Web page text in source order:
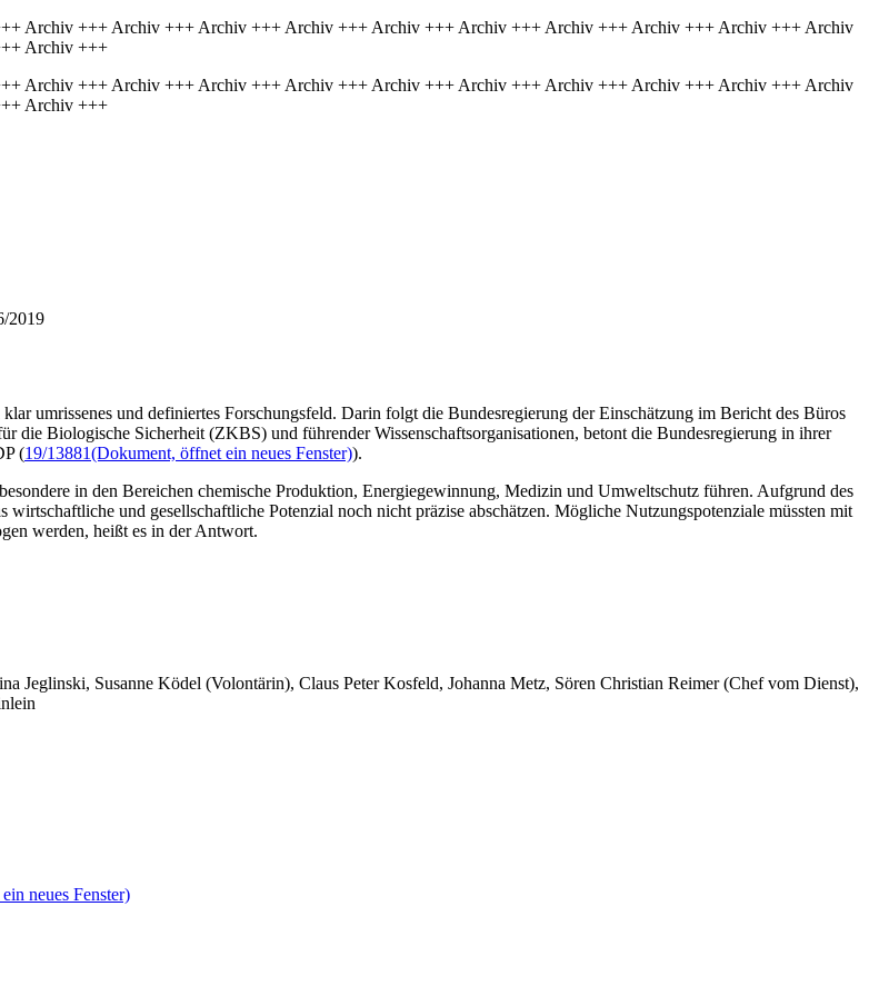
Archiv +++ Archiv +++ Archiv +++ Archiv +++ Archiv +++ Archiv +++ Archiv +++ Archiv +++ Archiv +++ Archiv
Archiv +++
Archiv +++ Archiv +++ Archiv +++ Archiv +++ Archiv +++ Archiv +++ Archiv +++ Archiv +++ Archiv +++ Archiv
Archiv +++
2019
umrissenes und definiertes Forschungsfeld. Darin folgt die Bundesregierung der Einschätzung im Bericht des Büros
die Biologische Sicherheit (ZKBS) und führender Wissenschaftsorganisationen, betont die Bundesregierung in ihrer
(19/13881(Dokument, öffnet ein neues Fenster)).
in den Bereichen chemische Produktion, Energiegewinnung, Medizin und Umweltschutz führen. Aufgrund des
und gesellschaftliche Potenzial noch nicht präzise abschätzen. Mögliche Nutzungspotenziale müssten mit
werden, heißt es in der Antwort.
Jeglinski, Susanne Ködel (Volontärin), Claus Peter Kosfeld, Johanna Metz, Sören Christian Reimer (Chef vom Dienst),
neues Fenster)